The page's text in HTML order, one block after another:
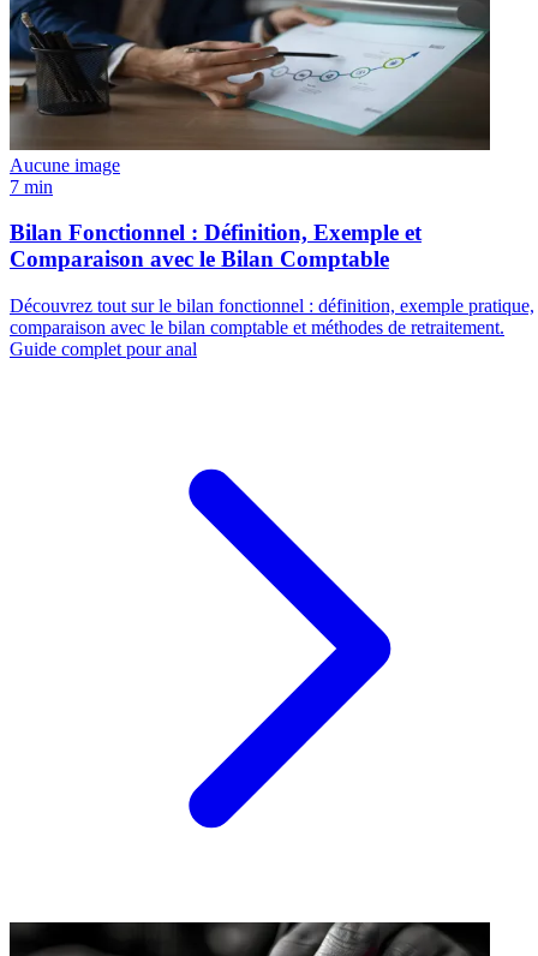
Aucune image
7 min
Bilan Fonctionnel : Définition, Exemple et
Comparaison avec le Bilan Comptable
Découvrez tout sur le bilan fonctionnel : définition, exemple pratique,
comparaison avec le bilan comptable et méthodes de retraitement.
Guide complet pour anal